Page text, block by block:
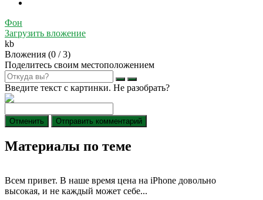
Фон
Загрузить вложение
kb
Вложения (0 / 3)
Поделитесь своим местоположением
Введите текст с картинки. Не разобрать?
Отменить Отправить комментарий
Материалы по теме
Всем привет. В наше время цена на iPhone довольно
высокая, и не каждый может себе...